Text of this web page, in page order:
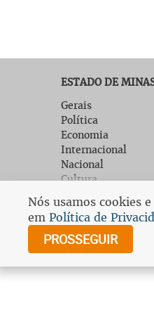
ESTADO DE
Gerais
Política
Economia
Internacional
Nacional
Cultura
EM Digital
Fale com o EM
Assine o Estado de
Minas
Nós usamos cookies
em Política de
PROSSEGUIR